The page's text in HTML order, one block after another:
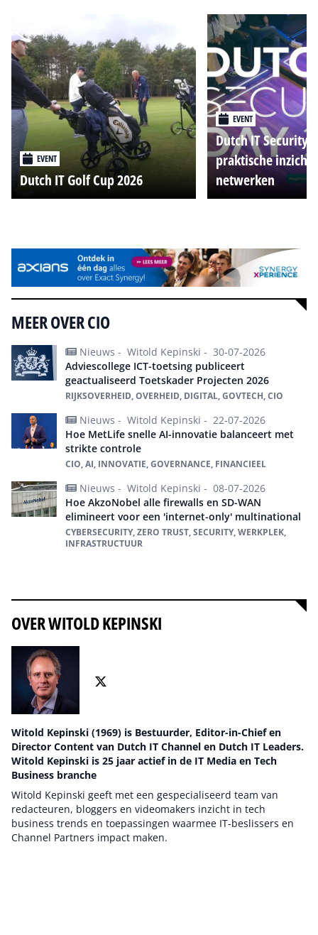
EVENT
Dutch IT Golf Cup 2026
EVENT
Dutch IT Security
praktische
netwerken
MEER OVER CIO
Nieuws - Witold Kepinski - 30-07-2026
Adviescollege ICT-toetsing publiceert
geactualiseerd Toetskader Projecten 2026
RIJKSOVERHEID, OVERHEID, DIGITAL, GOVTECH, CIO
Nieuws - Witold Kepinski - 22-07-2026
Hoe MetLife snelle AI-innovatie balanceert met
strikte controle
CIO, AI, INNOVATIE, GOVERNANCE, FINANCIEEL
Nieuws - Witold Kepinski - 08-07-2026
Hoe AkzoNobel alle firewalls en SD-WAN
elimineert voor een 'internet-only' multinational
CYBERSECURITY, ZERO TRUST, SECURITY, WERKPLEK,
INFRASTRUCTUUR
OVER WITOLD KEPINSKI
Witold Kepinski (1969) is Bestuurder, Editor-in-Chief en
Director Content van Dutch IT Channel en Dutch IT Leaders.
Witold Kepinski is 25 jaar actief in de IT Media en Tech
Business branche
Witold Kepinski geeft met een gespecialiseerd team van
redacteuren, bloggers en videomakers inzicht in tech
business trends en toepassingen waarmee IT-beslissers en
Channel Partners impact maken.